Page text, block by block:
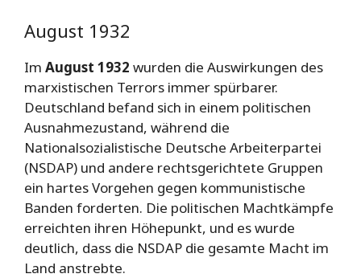
August 1932
Im August 1932 wurden die Auswirkungen des
marxistischen Terrors immer spürbarer.
Deutschland befand sich in einem politischen
Ausnahmezustand, während die
Nationalsozialistische Deutsche Arbeiterpartei
(NSDAP) und andere rechtsgerichtete Gruppen
ein hartes Vorgehen gegen kommunistische
Banden forderten. Die politischen Machtkämpfe
erreichten ihren Höhepunkt, und es wurde
deutlich, dass die NSDAP die gesamte Macht im
Land anstrebte.